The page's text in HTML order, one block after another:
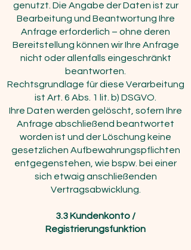
genutzt. Die Angabe der Daten ist zur
Bearbeitung und Beantwortung Ihre
Anfrage erforderlich – ohne deren
Bereitstellung können wir Ihre Anfrage
nicht oder allenfalls eingeschränkt
beantworten.
Rechtsgrundlage für diese Verarbeitung
ist Art. 6 Abs. 1 lit. b) DSGVO.
Ihre Daten werden gelöscht, sofern Ihre
Anfrage abschließend beantwortet
worden ist und der Löschung keine
gesetzlichen Aufbewahrungspflichten
entgegenstehen, wie bspw. bei einer
sich etwaig anschließenden
Vertragsabwicklung.
3.3 Kundenkonto /
Registrierungsfunktion